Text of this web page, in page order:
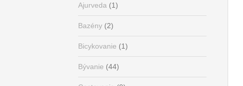
Ajurveda (1)
Bazény (2)
Bicykovanie (1)
Bývanie (44)